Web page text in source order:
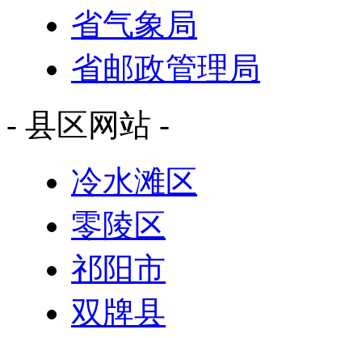
省气象局
省邮政管理局
- 县区网站 -
冷水滩区
零陵区
祁阳市
双牌县